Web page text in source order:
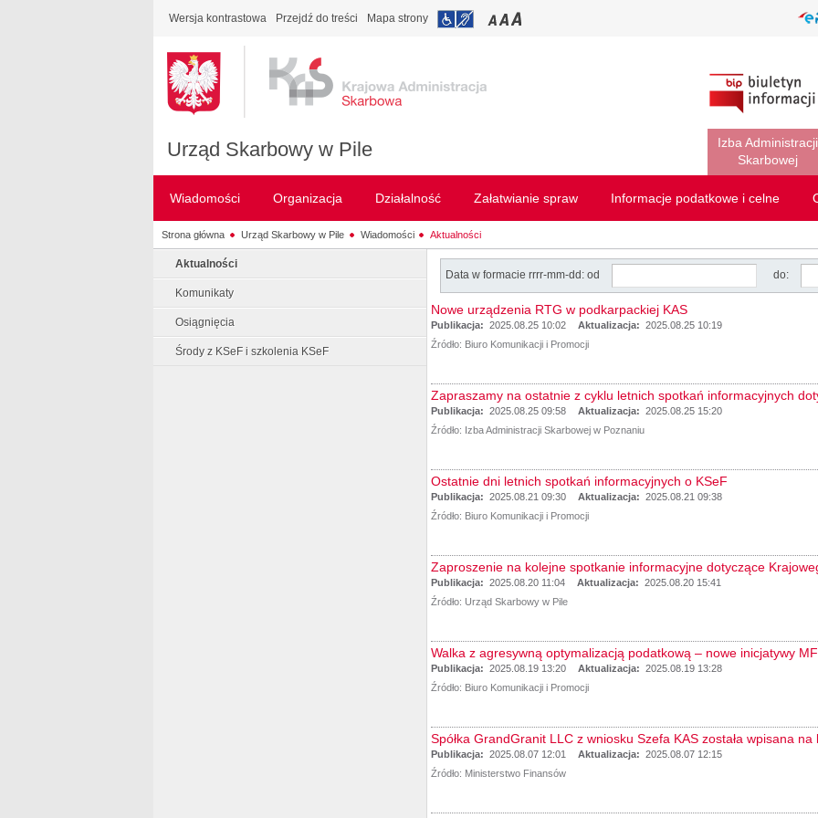
Wersja kontrastowa Przejdź do treści Mapa strony
Urząd Skarbowy w Pile
Izba Administracji
Skarbowej
Wiadomości Organizacja Działalność Załatwianie spraw Informacje podatkowe i celne
Strona główna Urząd Skarbowy w Pile Wiadomości Aktualności
Aktualności
Komunikaty
Osiągnięcia
Środy z KSeF i szkolenia KSeF
Data w formacie rrrr-mm-dd: od do:
Nowe urządzenia RTG w podkarpackiej KAS
Publikacja: 2025.08.25 10:02 Aktualizacja: 2025.08.25 10:19
Źródło: Biuro Komunikacji i Promocji
Zapraszamy na ostatnie z cyklu letnich spotkań informacyjnych
Publikacja: 2025.08.25 09:58 Aktualizacja: 2025.08.25 15:20
Źródło: Izba Administracji Skarbowej w Poznaniu
Ostatnie dni letnich spotkań informacyjnych o KSeF
Publikacja: 2025.08.21 09:30 Aktualizacja: 2025.08.21 09:38
Źródło: Biuro Komunikacji i Promocji
Zaproszenie na kolejne spotkanie informacyjne dotyczące
Publikacja: 2025.08.20 11:04 Aktualizacja: 2025.08.20 15:41
Źródło: Urząd Skarbowy w Pile
Walka z agresywną optymalizacją podatkową – nowe inicjatywy
Publikacja: 2025.08.19 13:20 Aktualizacja: 2025.08.19 13:28
Źródło: Biuro Komunikacji i Promocji
Spółka GrandGranit LLC z wniosku Szefa KAS została wpisana na
Publikacja: 2025.08.07 12:01 Aktualizacja: 2025.08.07 12:15
Źródło: Ministerstwo Finansów